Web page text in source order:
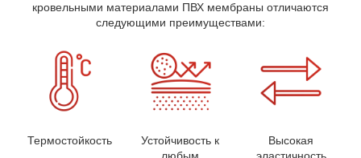
кровельными материалами ПВХ мембраны отличаются
следующими преимуществами:
Термостойкость
Устойчивость к
Высокая